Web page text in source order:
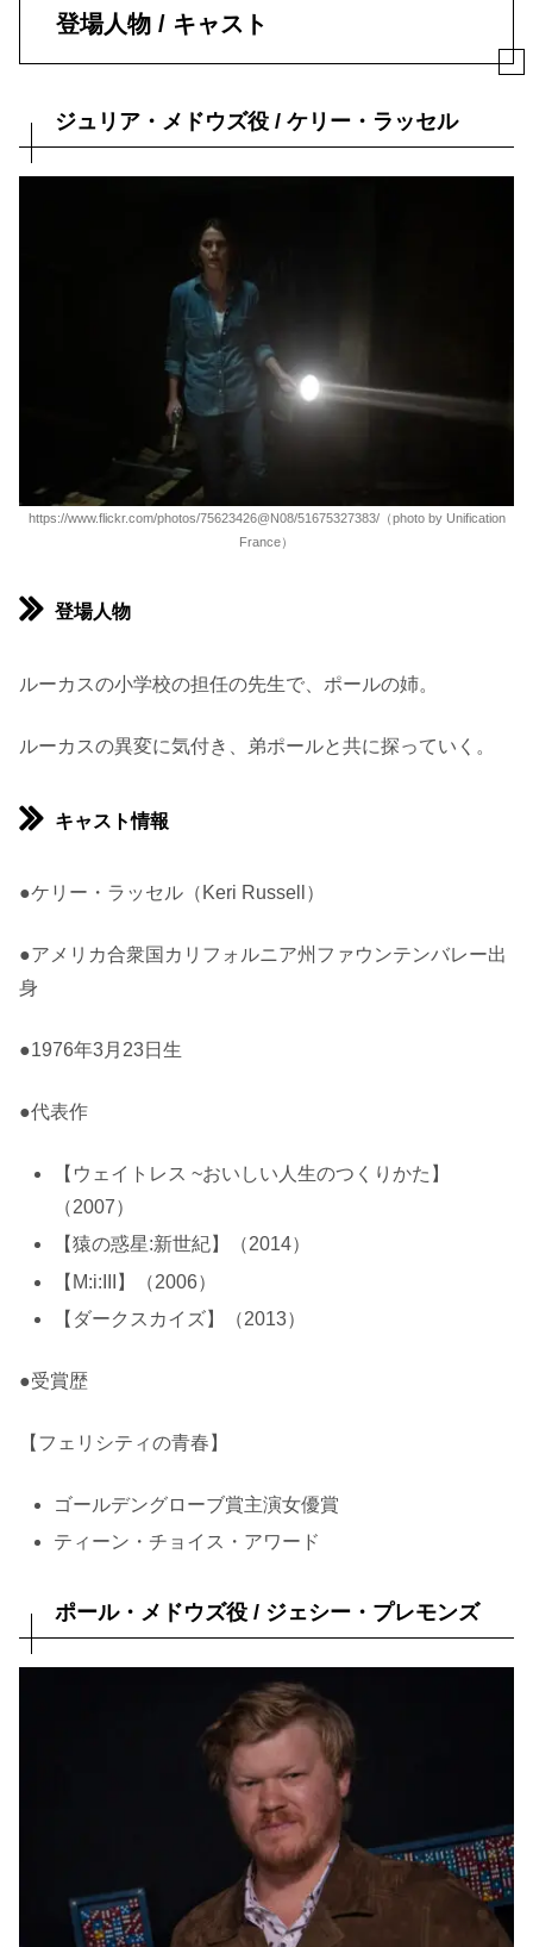
登場人物 / キャスト
ジュリア・メドウズ役 / ケリー・ラッセル
https://www.flickr.com/photos/75623426@N08/51675327383/（photo by Unification
France）
登場人物
ルーカスの小学校の担任の先生で、ポールの姉。
ルーカスの異変に気付き、弟ポールと共に探っていく。
キャスト情報
●ケリー・ラッセル（Keri Russell）
●アメリカ合衆国カリフォルニア州ファウンテンバレー出
身
●1976年3月23日生
●代表作
【ウェイトレス ~おいしい人生のつくりかた】
（2007）
【猿の惑星:新世紀】（2014）
【M:i:III】（2006）
【ダークスカイズ】（2013）
●受賞歴
【フェリシティの青春】
ゴールデングローブ賞主演女優賞
ティーン・チョイス・アワード
ポール・メドウズ役 / ジェシー・プレモンズ